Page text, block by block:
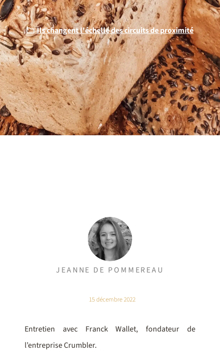
Ils changent l'échelle des circuits de proximité
JEANNE DE POMMEREAU
15 décembre 2022
Entretien avec Franck Wallet, fondateur de
l’entreprise Crumbler.